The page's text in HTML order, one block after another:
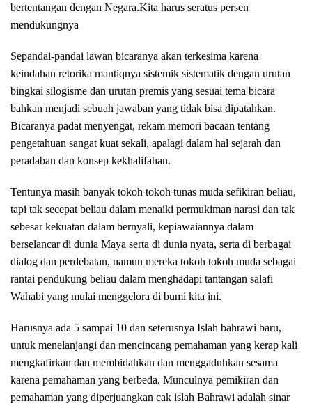
bertentangan dengan Negara.Kita harus seratus persen
mendukungnya
Sepandai-pandai lawan bicaranya akan terkesima karena
keindahan retorika mantiqnya sistemik sistematik dengan urutan
bingkai silogisme dan urutan premis yang sesuai tema bicara
bahkan menjadi sebuah jawaban yang tidak bisa dipatahkan.
Bicaranya padat menyengat, rekam memori bacaan tentang
pengetahuan sangat kuat sekali, apalagi dalam hal sejarah dan
peradaban dan konsep kekhalifahan.
Tentunya masih banyak tokoh tokoh tunas muda sefikiran beliau,
tapi tak secepat beliau dalam menaiki permukiman narasi dan tak
sebesar kekuatan dalam bernyali, kepiawaiannya dalam
berselancar di dunia Maya serta di dunia nyata, serta di berbagai
dialog dan perdebatan, namun mereka tokoh tokoh muda sebagai
rantai pendukung beliau dalam menghadapi tantangan salafi
Wahabi yang mulai menggelora di bumi kita ini.
Harusnya ada 5 sampai 10 dan seterusnya Islah bahrawi baru,
untuk menelanjangi dan mencincang pemahaman yang kerap kali
mengkafirkan dan membidahkan dan menggaduhkan sesama
karena pemahaman yang berbeda. Munculnya pemikiran dan
pemahaman yang diperjuangkan cak islah Bahrawi adalah sinar